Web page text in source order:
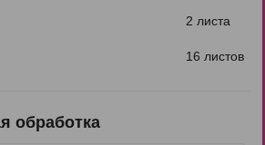
2 листа
16 листов
обработка